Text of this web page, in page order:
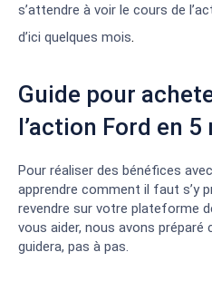
s’attendre à voir le cours de
d’ici quelques mois.
Guide pour
l’action Ford en
Pour réaliser des bénéfices
apprendre comment il faut s’y
revendre sur votre plateforme
vous aider, nous avons
guidera, pas à pas.